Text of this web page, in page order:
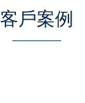
客戶案例